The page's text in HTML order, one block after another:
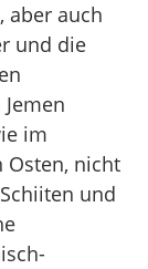
aber auch
und die
im
Osten, nicht
und